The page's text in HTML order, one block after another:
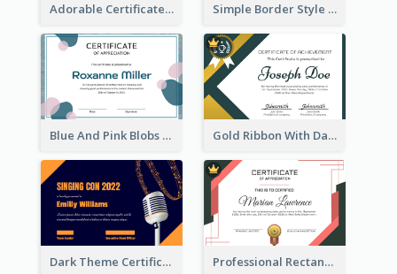
Adorable Certificate Design Idea For Animal Shelter Simple Border Style Certificate Design Template
Blue And Pink Blobs Plain Certificate Gold Ribbon With Dark Green Badge Certificate Design
Dark Theme Certificate Design For Singing Contest Professional Rectangular Border Certificate Design Ideas